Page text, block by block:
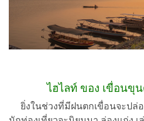
ไฮไลท์ ของ เขื่อนขุ
ยิ่งในช่วงที่มีฝนตกเขื่อนจะปล่